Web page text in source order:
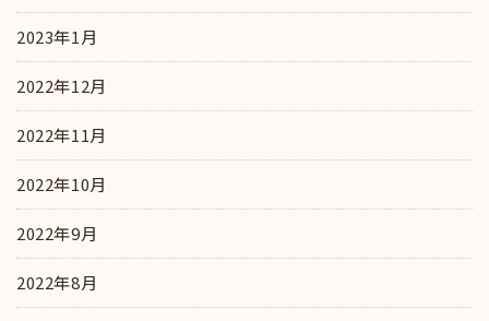
2023年1月
2022年12月
2022年11月
2022年10月
2022年9月
2022年8月